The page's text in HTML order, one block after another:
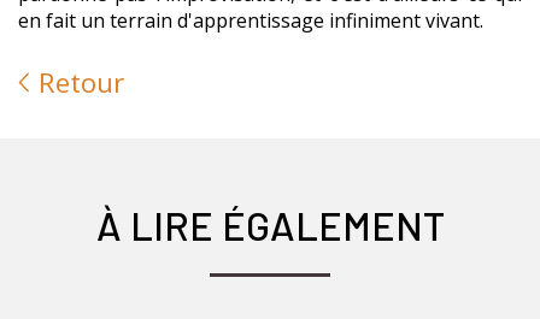
en fait un terrain d'apprentissage infiniment vivant.
Retour
À LIRE ÉGALEMENT